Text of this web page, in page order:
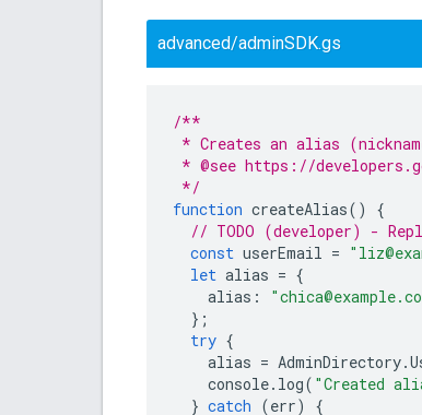
advanced/adminSDK.gs
/**
* Creates an alias
* @see https://
*/
function createAlias()
{
// TODO (developer) -
const userEmail =
let alias = {
alias :
};
try {
alias = AdminDirectory.
console. log( "Created
} catch (err) {